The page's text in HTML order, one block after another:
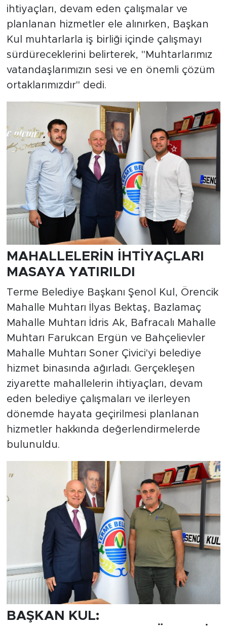
ihtiyaçları, devam eden çalışmalar ve
planlanan hizmetler ele alınırken, Başkan
Kul muhtarlarla iş birliği içinde çalışmayı
sürdüreceklerini belirterek, "Muhtarlarımız
vatandaşlarımızın sesi ve en önemli çözüm
ortaklarımızdır" dedi.
MAHALLELERİN İHTİYAÇLARI
MASAYA YATIRILDI
Terme Belediye Başkanı Şenol Kul, Örencik
Mahalle Muhtarı İlyas Bektaş, Bazlamaç
Mahalle Muhtarı İdris Ak, Bafracalı Mahalle
Muhtarı Farukcan Ergün ve Bahçelievler
Mahalle Muhtarı Soner Çivici'yi belediye
hizmet binasında ağırladı. Gerçekleşen
ziyarette mahallelerin ihtiyaçları, devam
eden belediye çalışmaları ve ilerleyen
dönemde hayata geçirilmesi planlanan
hizmetler hakkında değerlendirmelerde
bulunuldu.
BAŞKAN KUL: